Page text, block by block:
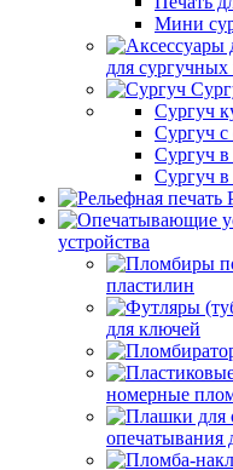
Мини
для сургучных
Сургуч
Сургуч
Сургуч в
Сургуч в
устройства
пластилин
для ключей
номерные
опечатывания